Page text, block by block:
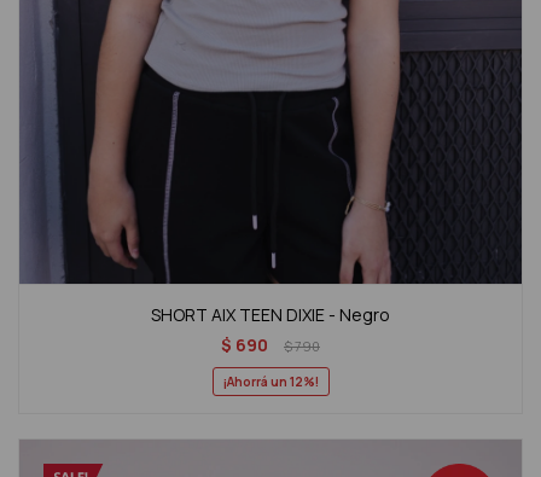
SHORT AIX TEEN DIXIE - Negro
$ 690 $790
12